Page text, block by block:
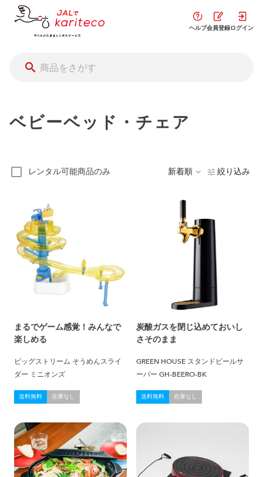
ヘルプ会員登録ログイン
ベビーベッド・チェア
レンタル可能商品のみ 新着順 絞り込み
まるでゲーム感覚！みんなで
楽しめる
ビッグストリーム そうめんスライ
ダー ミニオンズ
送料無料 在庫なし
炭酸ガスを閉じ込めておいし
さそのまま
GREEN HOUSE スタンドビールサ
ーバー GH-BEERO-BK
送料無料 在庫なし